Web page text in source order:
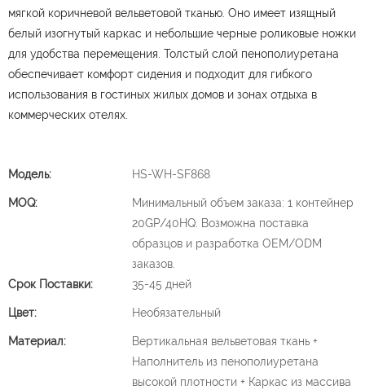
мягкой коричневой вельветовой тканью. Оно имеет изящный
белый изогнутый каркас и небольшие черные роликовые ножки
для удобства перемещения. Толстый слой пенополиуретана
обеспечивает комфорт сидения и подходит для гибкого
использования в гостиных жилых домов и зонах отдыха в
коммерческих отелях.
Модель: HS-WH-SF868
MOQ:
Минимальный объем заказа: 1 контейнер
20GP/40HQ. Возможна поставка
образцов и разработка OEM/ODM
заказов.
Срок Поставки:
35-45 дней
Цвет: Необязательный
Материал:
Вертикальная вельветовая ткань +
Наполнитель из пенополиуретана
высокой плотности + Каркас из массива